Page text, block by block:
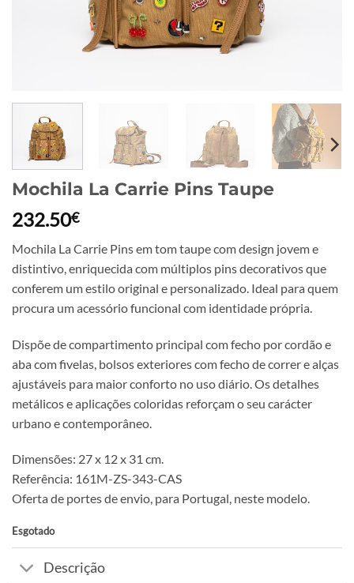
Mochila La Carrie Pins Taupe
232.50€
Mochila La Carrie Pins em tom taupe com design jovem e
distintivo, enriquecida com múltiplos pins decorativos que
conferem um estilo original e personalizado. Ideal para quem
procura um acessório funcional com identidade própria.
Dispõe de compartimento principal com fecho por cordão e
aba com fivelas, bolsos exteriores com fecho de correr e alças
ajustáveis para maior conforto no uso diário. Os detalhes
metálicos e aplicações coloridas reforçam o seu carácter
urbano e contemporâneo.
Dimensões: 27 x 12 x 31 cm.
Referência: 161M-ZS-343-CAS
Oferta de portes de envio, para Portugal, neste modelo.
Esgotado
Descrição